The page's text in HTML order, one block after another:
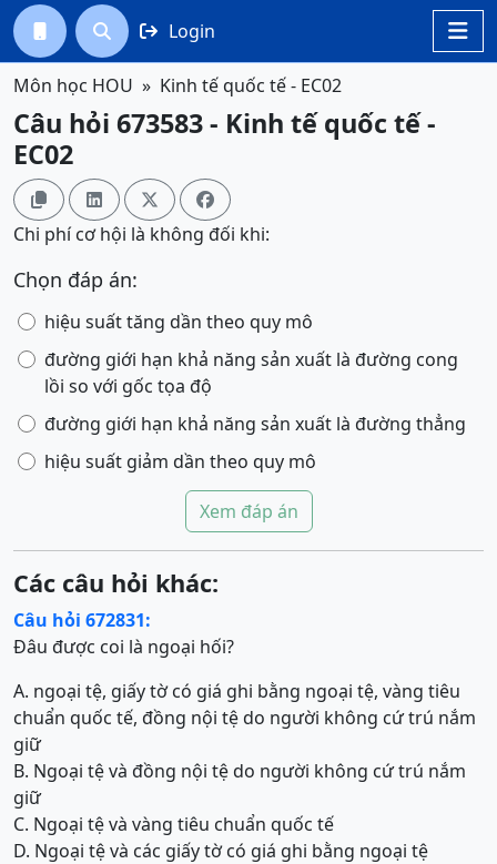

  Login
Môn học HOU Kinh tế quốc tế - EC02
Câu hỏi 673583 - Kinh tế quốc tế -
EC02
   
Chi phí cơ hội là không đối khi:
Chọn đáp án:
hiệu suất tăng dần theo quy mô
đường giới hạn khả năng sản xuất là đường cong
lồi so với gốc tọa độ
đường giới hạn khả năng sản xuất là đường thẳng
hiệu suất giảm dần theo quy mô
Xem đáp án
Các câu hỏi khác:
Câu hỏi 672831:
Đâu được coi là ngoại hối?
A. ngoại tệ, giấy tờ có giá ghi bằng ngoại tệ, vàng tiêu
chuẩn quốc tế, đồng nội tệ do người không cứ trú nắm
giữ
B. Ngoại tệ và đồng nội tệ do người không cứ trú nắm
giữ
C. Ngoại tệ và vàng tiêu chuẩn quốc tế
D. Ngoại tệ và các giấy tờ có giá ghi bằng ngoại tệ